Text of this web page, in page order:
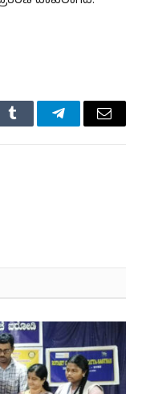
Tumblr TelegramEmail